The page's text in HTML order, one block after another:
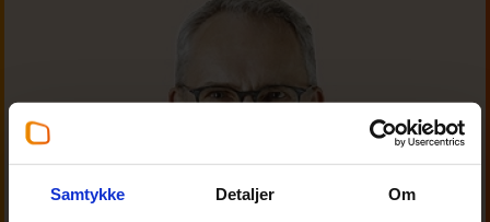
Samtykke Detaljer Om